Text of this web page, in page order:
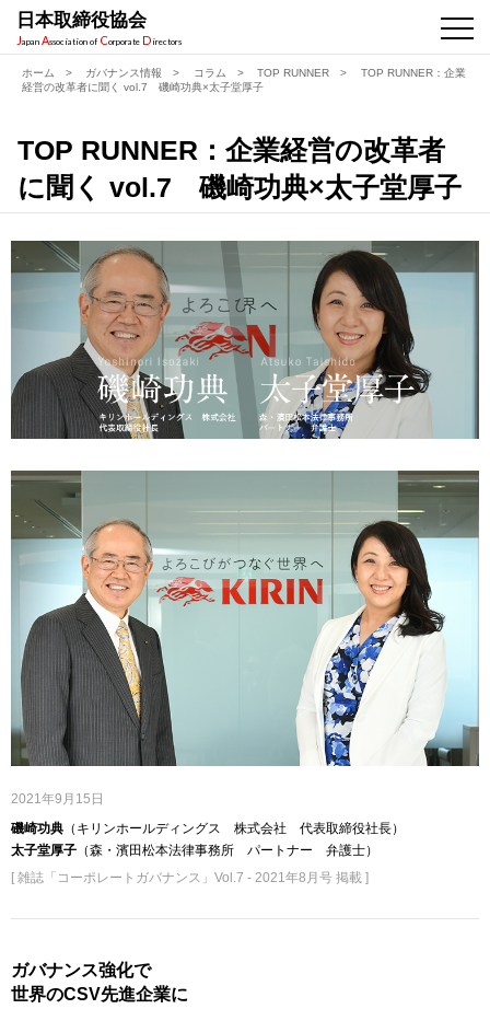
日本取締役協会
Japan Association of Corporate D irectors
ホーム > ガバナンス情報 > コラム > TOP RUNNER >
TOP RUNNER：企業
経営の改革者に聞く vol.7 磯崎功典×太子堂厚子
TOP RUNNER：企業経営の改革者
に聞く vol.7 磯崎功典×太子堂厚子
2021年9月15日
磯崎功典 （キリンホールディングス 株式会社 代表取締役社長）
太子堂厚子 （森・濱田松本法律事務所 パートナー 弁護士）
[ 雑誌「コーポレートガバナンス」Vol.7 - 2021年8月号 掲載 ]
ガバナンス強化で
世界のCSV先進企業に